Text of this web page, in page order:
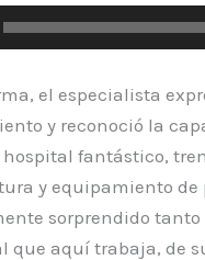
el especialista
y reconoció la
fantástico,
y equipamiento de
sorprendido
que aquí trabaja, de